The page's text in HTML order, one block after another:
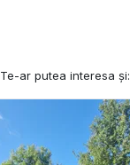
Te-ar putea interesa și: